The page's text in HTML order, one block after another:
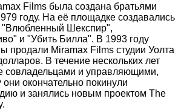
Films была создана братьями
году. На её площадке создавались
"Влюбленный Шекспир",
и "Убить Билла". В 1993 году
продали Miramax Films студии Уолта
В течение нескольких лет
совладельцами и управляющими,
окончательно покинули
и занялись новым проектом The